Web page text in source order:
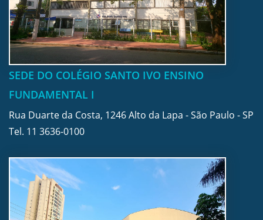
SEDE DO COLÉGIO SANTO IVO ENSINO
FUNDAMENTAL I
Rua Duarte da Costa, 1246 Alto da Lapa - São Paulo - SP
Tel. 11 3636-0100